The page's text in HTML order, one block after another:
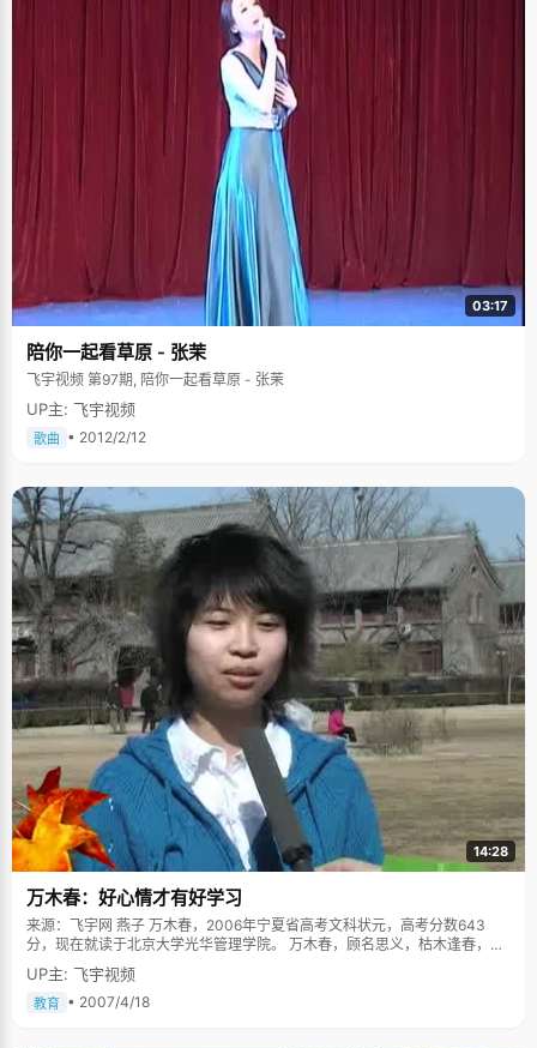
03:17
陪你一起看草原 - 张茉
飞宇视频 第97期, 陪你一起看草原 - 张茉
UP主: 飞宇视频
歌曲 • 2012/2/12
14:28
万木春：好心情才有好学习
来源：飞宇网 燕子 万木春，2006年宁夏省高考文科状元，高考分数643
分，现在就读于北京大学光华管理学院。 万木春，顾名思义，枯木逢春，象
征着无限的生机和希望，万爸爸给女儿起这个名字，就是希望女儿能有个积
极乐观的人生。万木春性格大方开朗，侃侃而谈，笑容很灿烂，就像一个不
知愁的女孩，将自己的快乐也带给了身边的人。 万木春的爸爸是宁夏大学的
UP主: 飞宇视频
教育 • 2007/4/18